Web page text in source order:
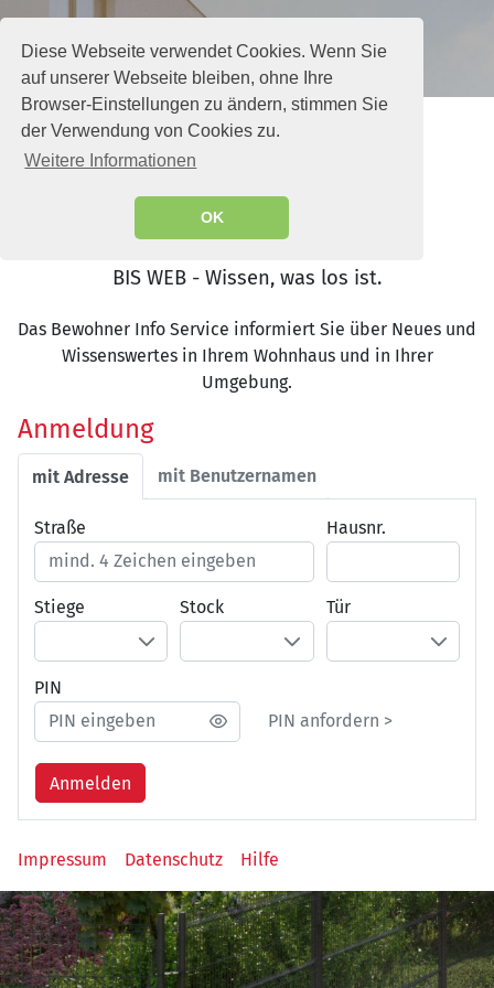
Diese Webseite verwendet Cookies. Wenn Sie
auf unserer Webseite bleiben, ohne Ihre
Browser-Einstellungen zu ändern, stimmen Sie
der Verwendung von Cookies zu.
Weitere Informationen
OK
BIS WEB - Wissen, was los ist.
Das Bewohner Info Service informiert Sie über Neues und
Wissenswertes in Ihrem Wohnhaus und in Ihrer
Umgebung.
Anmeldung
mit Adresse mit Benutzernamen
Straße Hausnr.
Stiege Stock Tür
PIN
PIN anfordern >
Anmelden
Impressum Datenschutz Hilfe